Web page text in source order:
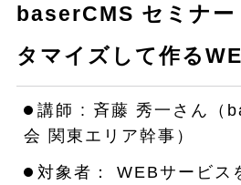
baserCMS セミナー
タマイズして作る
講師 : 斉藤 秀一さん（
会 関東エリア幹事）
対象者： WEBサービス